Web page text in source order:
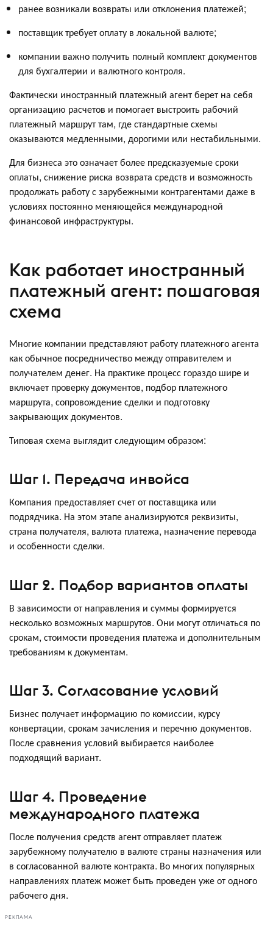
ранее возникали возвраты или отклонения платежей;
поставщик требует оплату в локальной валюте;
компании важно получить полный комплект документов
для бухгалтерии и валютного контроля.
Фактически иностранный платежный агент берет на себя
организацию расчетов и помогает выстроить рабочий
платежный маршрут там, где стандартные схемы
оказываются медленными, дорогими или нестабильными.
Для бизнеса это означает более предсказуемые сроки
оплаты, снижение риска возврата средств и возможность
продолжать работу с зарубежными контрагентами даже в
условиях постоянно меняющейся международной
финансовой инфраструктуры.
Как работает иностранный
платежный агент: пошаговая
схема
Многие компании представляют работу платежного агента
как обычное посредничество между отправителем и
получателем денег. На практике процесс гораздо шире и
включает проверку документов, подбор платежного
маршрута, сопровождение сделки и подготовку
закрывающих документов.
Типовая схема выглядит следующим образом:
Шаг 1. Передача инвойса
Компания предоставляет счет от поставщика или
подрядчика. На этом этапе анализируются реквизиты,
страна получателя, валюта платежа, назначение перевода
и особенности сделки.
Шаг 2. Подбор вариантов оплаты
В зависимости от направления и суммы формируется
несколько возможных маршрутов. Они могут отличаться по
срокам, стоимости проведения платежа и дополнительным
требованиям к документам.
Шаг 3. Согласование условий
Бизнес получает информацию по комиссии, курсу
конвертации, срокам зачисления и перечню документов.
После сравнения условий выбирается наиболее
подходящий вариант.
Шаг 4. Проведение
международного платежа
После получения средств агент отправляет платеж
зарубежному получателю в валюте страны назначения или
в согласованной валюте контракта. Во многих популярных
направлениях платеж может быть проведен уже от одного
рабочего дня.
РЕКЛАМА